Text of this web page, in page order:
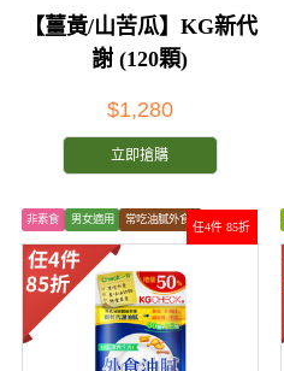
取★
【薑黃/山苦瓜】KG新代
謝 (120顆)
$1,280
立即搶購
任4件 85折
非素食 男女適用 常吃油膩外食?